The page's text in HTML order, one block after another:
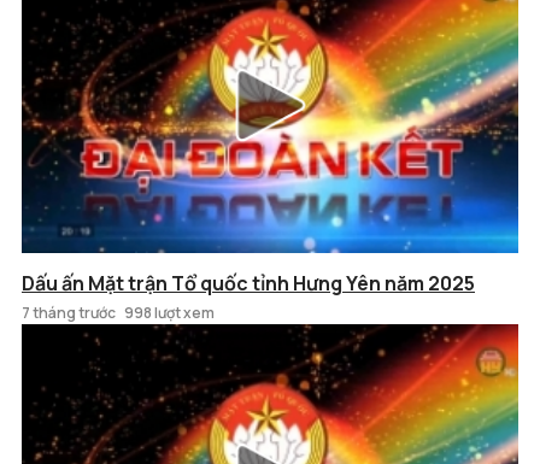
Dấu ấn Mặt trận Tổ quốc tỉnh Hưng Yên năm 2025
7 tháng trước 998 lượt xem